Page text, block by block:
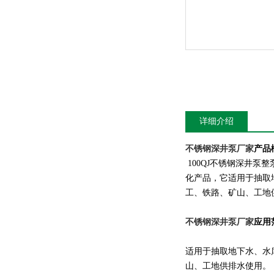
详细介绍
不锈钢深井泵厂家产品
100QJ不锈钢深井泵
化产品，它适用于抽
工、铁路、矿山、工地
不锈钢深井泵厂家应用
适用于抽取地下水、
山、工地供排水使用